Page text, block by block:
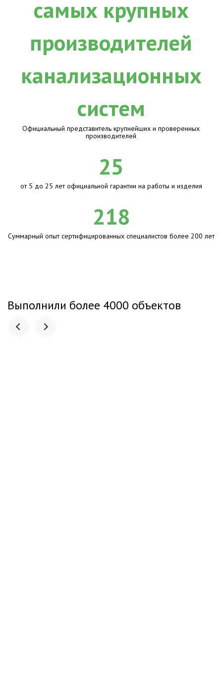
Официальный представитель крупнейших и проверенных
производителей
25
от 5 до 25 лет официальной гарантии на работы и изделия
218
Суммарный опыт сертифицированных специалистов более 200 лет
Выполнили более 4000 объектов